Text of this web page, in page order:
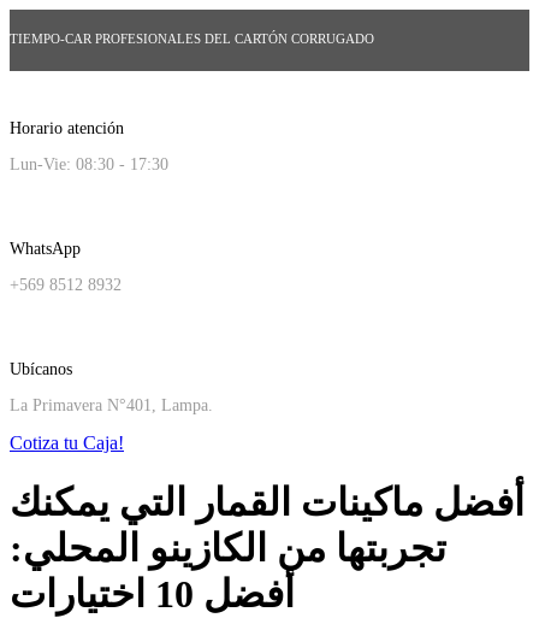
TIEMPO-CAR PROFESIONALES DEL CARTÓN CORRUGADO
Horario atención
Lun-Vie: 08:30 - 17:30
WhatsApp
+569 8512 8932
Ubícanos
La Primavera N°401, Lampa.
Cotiza tu Caja!
أفضل ماكينات القمار التي يمكنك
تجربتها من الكازينو المحلي:
أفضل 10 اختيارات